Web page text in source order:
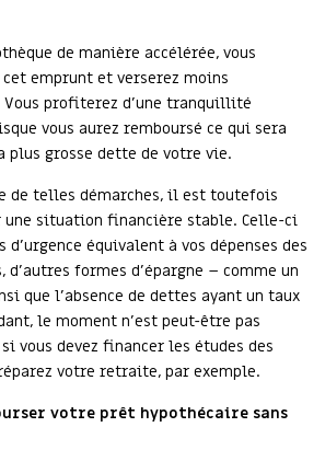
de manière accélérée, vous
emprunt et verserez moins
Vous profiterez d’une tranquillité
vous aurez remboursé ce qui sera
grosse dette de votre vie.
de telles démarches, il est toutefois
une situation financière stable. Celle-ci
équivalent à vos dépenses des
formes d’épargne – comme un
que l’absence de dettes ayant un taux
le moment n’est peut-être pas
vous devez financer les études des
votre retraite, par exemple.
votre prêt hypothécaire sans